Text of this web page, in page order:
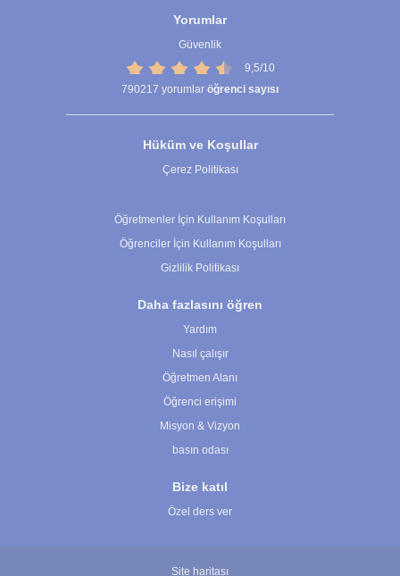
Yorumlar
Güvenlik
9,5/10
790217 yorumlar öğrenci sayısı
Hüküm ve Koşullar
Çerez Politikası
Öğretmenler İçin Kullanım Koşulları
Öğrenciler İçin Kullanım Koşulları
Gizlilik Politikası
Daha fazlasını öğren
Yardım
Nasıl çalışır
Öğretmen Alanı
Öğrenci erişimi
Misyon & Vizyon
basın odası
Bize katıl
Özel ders ver
Site haritası